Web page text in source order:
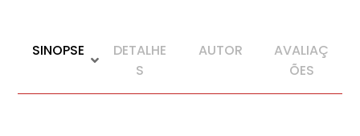
SINOPSE
DETALHE
S
AUTOR
AVALIAÇ
ÕES